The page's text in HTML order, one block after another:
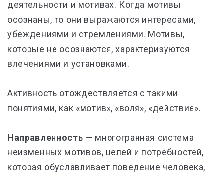
деятельности и мотивах. Когда мотивы
осознаны, то они выражаются интересами,
убеждениями и стремлениями. Мотивы,
которые не осознаются, характеризуются
влечениями и установками.
Активность отождествляется с такими
понятиями, как «мотив», «воля», «действие».
Направленность — многогранная система
неизменных мотивов, целей и потребностей,
которая обуславливает поведение человека,